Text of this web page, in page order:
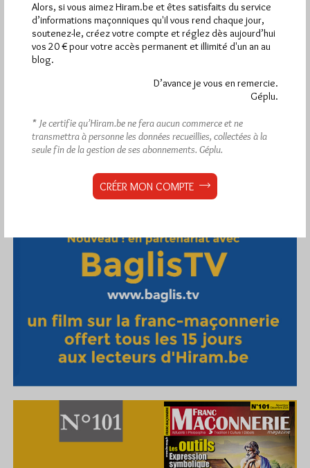
Abonnement aux Newsletters - RSS
Alors, si vous aimez Hiram.be et êtes satisfaits du service
d’informations maçonniques qu'il vous rend chaque jour,
soutenez-le, créez votre compte et réglez dès aujourd’hui
vos 20 € pour votre accès permanent et illimité d'un an au
blog.
D’avance je vous en remercie.
Géplu.
* Je certifie qu’Hiram.be ne fera aucun commerce et ne
transmettra à personne les données recueillies, collectées à la
seule fin de la gestion de ses abonnements. Géplu.
CRÉER MON COMPTE